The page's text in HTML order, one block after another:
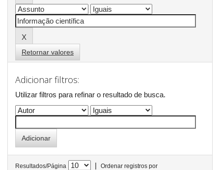
Retornar valores
Adicionar filtros:
Utilizar filtros para refinar o resultado de busca.
Resultados/Página |
Ordenar registros por